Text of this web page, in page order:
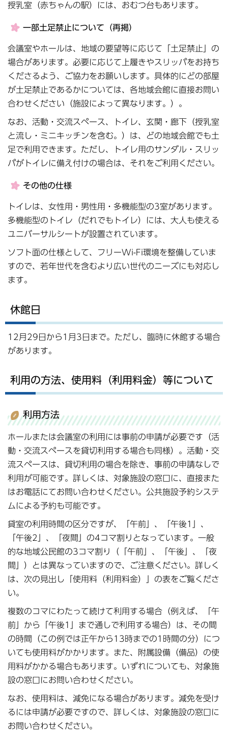
授乳室（赤ちゃんの駅）には、おむつ台もあります。
一部土足禁止について（再掲）
会議室やホールは、地域の要望等に応じて「土足禁止」の
場合があります。必要に応じて上履きやスリッパをお持ち
くださるよう、ご協力をお願いします。具体的にどの部屋
が土足禁止であるかについては、各地域会館に直接お問い
合わせください（施設によって異なります。）。
なお、活動・交流スペース、トイレ、玄関・廊下（授乳室
と流し・ミニキッチンを含む。）は、どの地域会館でも土
足で利用できます。ただし、トイレ用のサンダル・スリッ
パがトイレに備え付けの場合は、それをご利用ください。
その他の仕様
トイレは、女性用・男性用・多機能型の3室があります。
多機能型のトイレ（だれでもトイレ）には、大人も使える
ユニバーサルシートが設置されています。
ソフト面の仕様として、フリーWi-Fi環境を整備していま
すので、若年世代を含むより広い世代のニーズにも対応し
ます。
休館日
12月29日から1月3日まで。ただし、臨時に休館する場合
があります。
利用の方法、使用料（利用料金）等について
利用方法
ホールまたは会議室の利用には事前の申請が必要です（活
動・交流スペースを貸切利用する場合も同様）。活動・交
流スペースは、貸切利用の場合を除き、事前の申請なしで
利用が可能です。詳しくは、対象施設の窓口に、直接また
はお電話にてお問い合わせください。公共施設予約システ
ムによる予約も可能です。
貸室の利用時間の区分ですが、「午前」、「午後1」、
「午後2」、「夜間」の4コマ割りとなっています。一般
的な地域公民館の3コマ割り（「午前」、「午後」、「夜
間」）とは異なっていますので、ご注意ください。詳しく
は、次の見出し「使用料（利用料金）」の表をご覧くださ
い。
複数のコマにわたって続けて利用する場合（例えば、「午
前」から「午後1」まで通しで利用する場合）は、その間
の時間（この例では正午から13時までの1時間の分）につ
いても使用料がかかります。また、附属設備（備品）の使
用料がかかる場合もあります。いずれについても、対象施
設の窓口にお問い合わせください。
なお、使用料は、減免になる場合があります。減免を受け
るには申請が必要ですので、詳しくは、対象施設の窓口に
お問い合わせください。